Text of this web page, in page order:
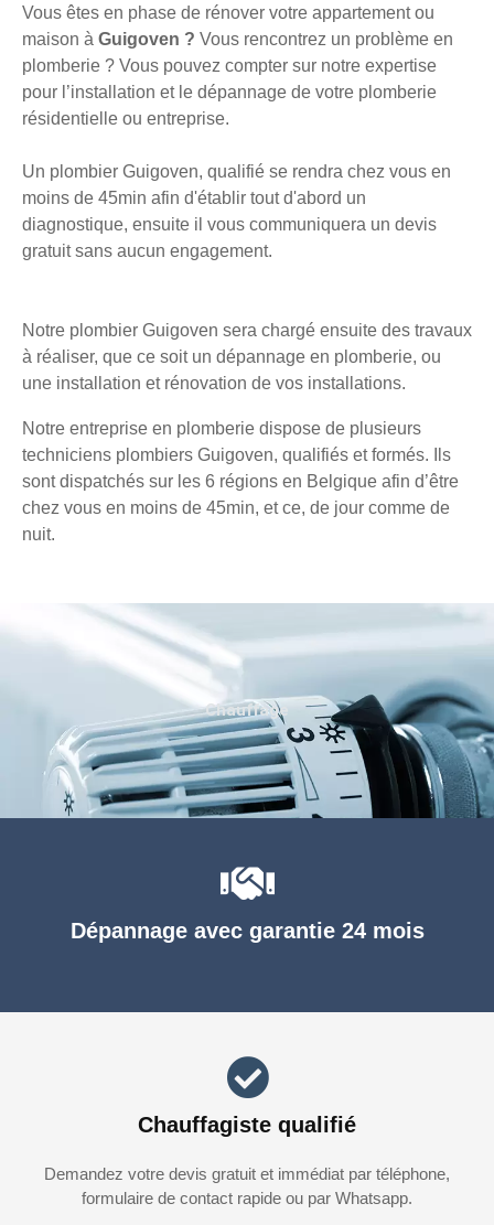
Vous êtes en phase de rénover votre appartement ou
maison à Guigoven ? Vous rencontrez un problème en
plomberie ? Vous pouvez compter sur notre expertise
pour l’installation et le dépannage de votre plomberie
résidentielle ou entreprise.
Un plombier Guigoven, qualifié se rendra chez vous en
moins de 45min afin d'établir tout d'abord un
diagnostique, ensuite il vous communiquera un devis
gratuit sans aucun engagement.
Notre plombier Guigoven sera chargé ensuite des travaux
à réaliser, que ce soit un dépannage en plomberie, ou
une installation et rénovation de vos installations.
Notre entreprise en plomberie dispose de plusieurs
techniciens plombiers Guigoven, qualifiés et formés. Ils
sont dispatchés sur les 6 régions en Belgique afin d’être
chez vous en moins de 45min, et ce, de jour comme de
nuit.
Dépannage avec garantie 24 mois
Chauffagiste qualifié
Demandez votre devis gratuit et immédiat par téléphone,
formulaire de contact rapide ou par Whatsapp.
Chauffage